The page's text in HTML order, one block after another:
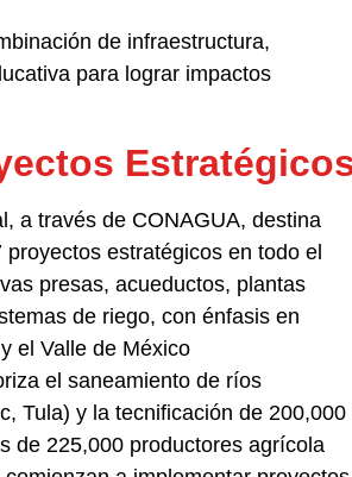
de infraestructura,
para lograr impactos
a través de CONAGUA, destina
estratégicos en todo el
presas, acueductos, plantas
de riego, con énfasis en
el Valle de México
el saneamiento de ríos
Tula) y la tecnificación de 200,000
de 225,000 productores agrícola